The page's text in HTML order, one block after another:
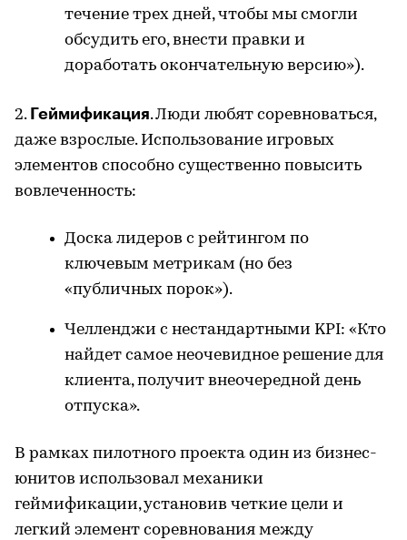
течение трех дней, чтобы мы смогли
обсудить его, внести правки и
доработать окончательную версию»).
2. Геймификация. Люди любят соревноваться,
даже взрослые. Использование игровых
элементов способно существенно повысить
вовлеченность:
Доска лидеров с рейтингом по
ключевым метрикам (но без
«публичных порок»).
Челленджи с нестандартными KPI: «Кто
найдет самое неочевидное решение для
клиента, получит внеочередной день
отпуска».
В рамках пилотного проекта один из бизнес-
юнитов использовал механики
геймификации, установив четкие цели и
легкий элемент соревнования между